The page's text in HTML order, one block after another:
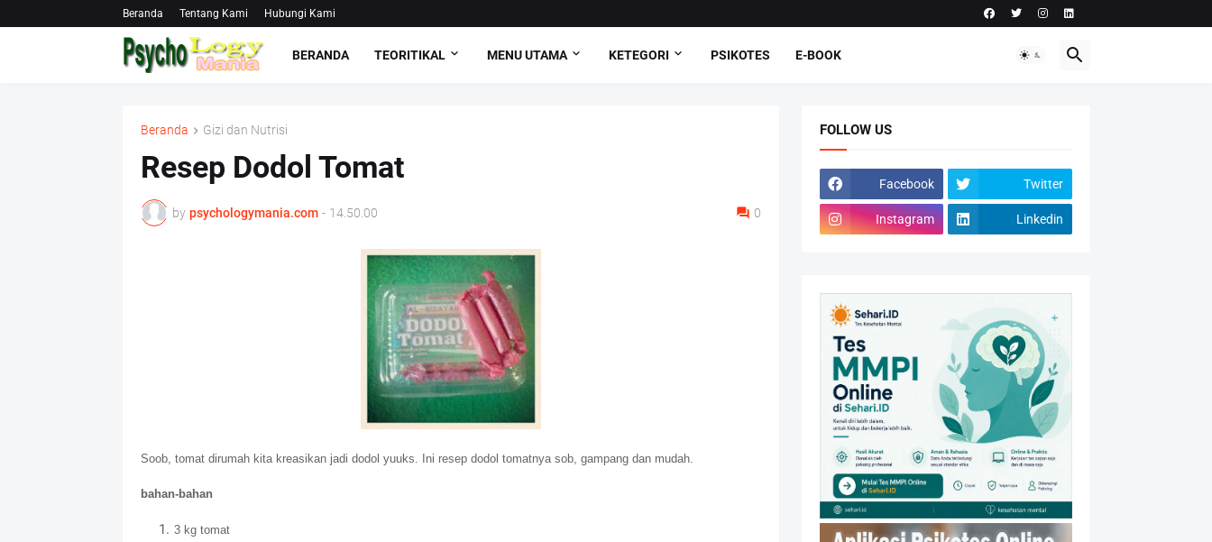
Beranda Tentang Kami Hubungi Kami
BERANDA TEORITIKAL MENU UTAMA KETEGORI PSIKOTES E-BOOK
Beranda Gizi dan Nutrisi
Resep Dodol Tomat
by psychologymania.com - 14.50.00 0
Soob, tomat dirumah kita kreasikan jadi dodol yuuks. Ini resep dodol tomatnya sob, gampang dan mudah.
bahan-bahan
3 kg tomat
FOLLOW US
Facebook Twitter
Instagram Linkedin